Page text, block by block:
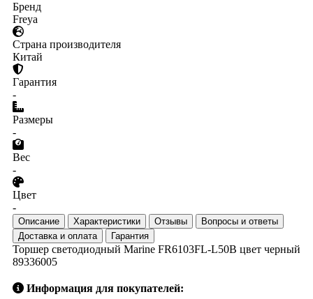
Бренд
Freya
Страна производителя
Китай
Гарантия
-
Размеры
-
Вес
-
Цвет
-
Описание Характеристики Отзывы
Вопросы и ответы
Доставка и оплата
Гарантия
Торшер светодиодный Marine FR6103FL-L50B цвет черный
89336005
Информация для покупателей: